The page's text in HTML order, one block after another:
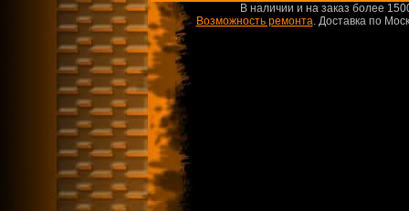
В наличии и на заказ более
Возможность ремонта.Доставка по